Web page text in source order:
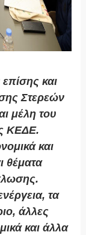
και
Στερεών
μέλη του
ΚΕΔΕ.
και
θέματα
τα
άλλες
και άλλα